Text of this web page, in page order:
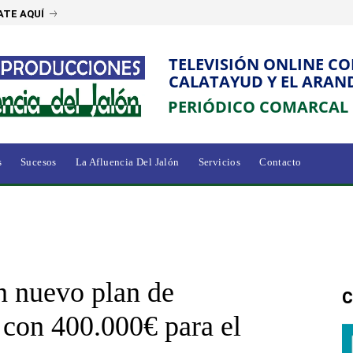
AQUÍ
TELEVISIÓN ONLINE
CALATAYUD Y EL
PERIÓDICO
Sucesos La Afluencia Del Jalón Servicios Contacto
nuevo plan de
400.000€ para el